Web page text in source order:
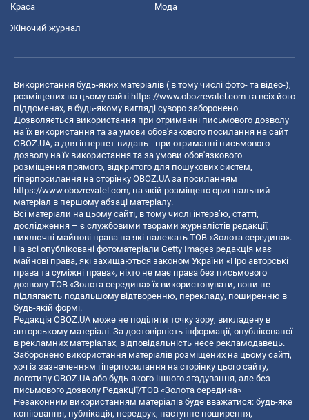
Краса Мода
Жіночий журнал
Використання будь-яких матеріалів ( в тому числі фото- та відео-),
розміщених на цьому сайті https://www.obozrevatel.com та всіх його
піддоменах, в будь-якому вигляді суворо заборонено.
Дозволяється використання при отриманні письмового дозволу
на їх використання та за умови обов'язкового посилання на сайт
OBOZ.UA, а для інтернет-видань - при отриманні письмового
дозволу на їх використання та за умови обов'язкового
розміщення прямого, відкритого для пошукових систем,
гіперпосилання на сторінку OBOZ.UA за посиланням
https://www.obozrevatel.com, на якій розміщено оригінальний
матеріал в першому абзаці матеріалу.
Всі матеріали на цьому сайті, в тому числі інтерв’ю, статті,
дослідження – є службовими творами журналістів редакції,
виключні майнові права на які належать ТОВ «Золота середина».
На всі опубліковані фотоматеріали Getty Images редакція має
майнові права, які захищаються законом України «Про авторські
права та суміжні права», ніхто не має права без письмового
дозволу ТОВ «Золота середина» їх використовувати, вони не
підлягають подальшому відтворенню, перекладу, поширенню в
будь-якій формі.
Редакція OBOZ.UA може не поділяти точку зору, викладену в
авторському матеріалі. За достовірність інформації, опублікованої
в рекламних матеріалах, відповідальність несе рекламодавець.
Заборонено використання матеріалів розміщених на цьому сайті,
хоч із зазначенням гіперпосилання на сторінку цього сайту,
логотипу OBOZ.UA або будь-якого іншого згадування, але без
письмового дозволу Редакції/ТОВ «Золота середина»
Незаконним використанням матеріалів буде вважатися: будь-яке
копiювання, публiкацiя, передрук, наступне поширення,